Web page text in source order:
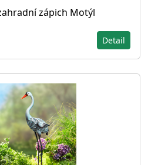
zápich Motýl
Detail